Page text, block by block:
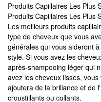
Produits Capillaires Les Plus
Produits Capillaires Les Plus
Produits Capillaires Les Plus
Les meilleurs produits
type de cheveux que vous
générales qui vous aideront
style. Si vous avez les
après-shampooing léger qui
avez les cheveux lisses,
ajoutera de la brillance et de
croustillants ou collants.